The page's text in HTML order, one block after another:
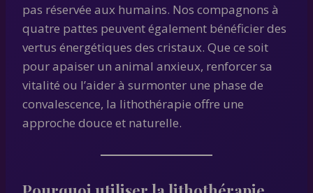
pas réservée aux humains. Nos compagnons à
quatre pattes peuvent également bénéficier des
vertus énergétiques des cristaux. Que ce soit
pour apaiser un animal anxieux, renforcer sa
vitalité ou l’aider à surmonter une phase de
convalescence, la lithothérapie offre une
approche douce et naturelle.